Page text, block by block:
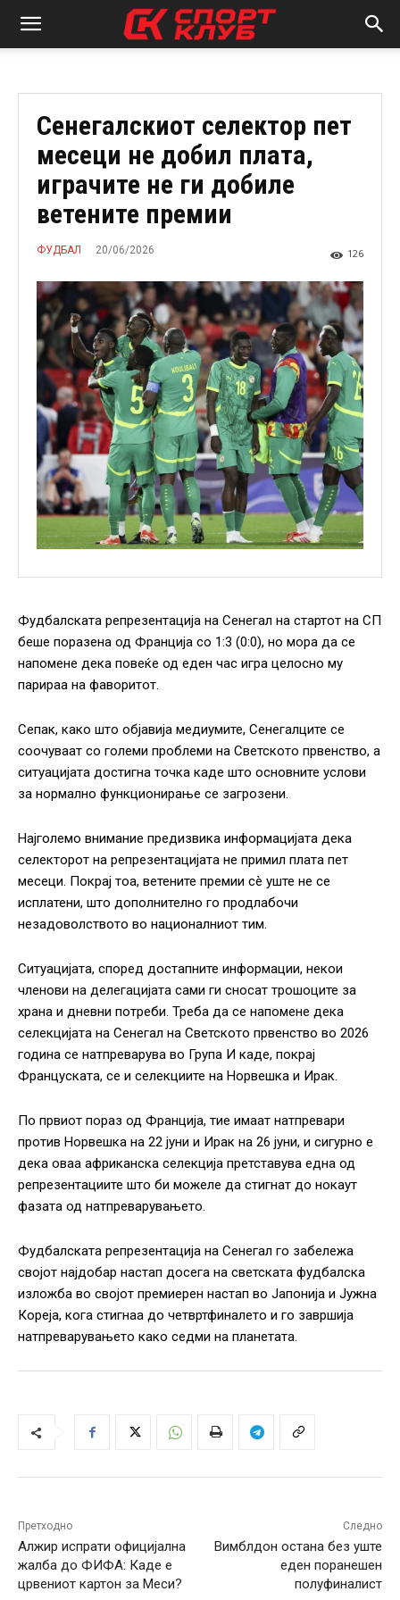
Сенегалскиот селектор пет
месеци не добил плата,
играчите не ги добиле
ветените премии
ФУДБАЛ 20/06/2026 126
Фудбалската репрезентација на Сенегал на стартот на СП
беше поразена од Франција со 1:3 (0:0), но мора да се
напомене дека повеќе од еден час игра целосно му
парираа на фаворитот.
Сепак, како што објавија медиумите, Сенегалците се
соочуваат со големи проблеми на Светското првенство, а
ситуацијата достигна точка каде што основните услови
за нормално функционирање се загрозени.
Најголемо внимание предизвика информацијата дека
селекторот на репрезентацијата не примил плата пет
месеци. Покрај тоа, ветените премии сè уште не се
исплатени, што дополнително го продлабочи
незадоволството во националниот тим.
Ситуацијата, според достапните информации, некои
членови на делегацијата сами ги сносат трошоците за
храна и дневни потреби. Треба да се напомене дека
селекцијата на Сенегал на Светското првенство во 2026
година се натпреварува во Група И каде, покрај
Француската, се и селекциите на Норвешка и Ирак.
По првиот пораз од Франција, тие имаат натпревари
против Норвешка на 22 јуни и Ирак на 26 јуни, и сигурно е
дека оваа африканска селекција претставува една од
репрезентациите што би можеле да стигнат до нокаут
фазата од натпреварувањето.
Фудбалската репрезентација на Сенегал го забележа
својот најдобар настап досега на светската фудбалска
изложба во својот премиерен настап во Јапонија и Јужна
Кореја, кога стигнаа до четвртфиналето и го завршија
натпреварувањето како седми на планетата.
Претходно
Алжир испрати официјална
жалба до ФИФА: Каде е
црвениот картон за Меси?
Следно
Вимблдон остана без уште
еден поранешен
полуфиналист